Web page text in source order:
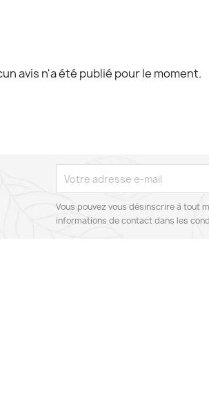
avis n'a été publié pour le moment.
Vous pouvez vous désinscrire à tout
informations de contact dans les